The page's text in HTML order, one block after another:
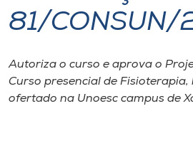
I.nova
Diplomados
81/CONSUN/
Autoriza o curso e aprova o
Curso presencial de
ofertado na Unoesc campus de